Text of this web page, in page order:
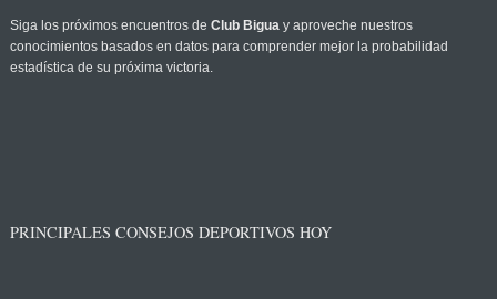
Siga los próximos encuentros de Club Biguay aproveche nuestros
conocimientos basados en datos para comprender mejor la probabilidad
estadística de su próxima victoria.
PRINCIPALES CONSEJOS DEPORTIVOS HOY